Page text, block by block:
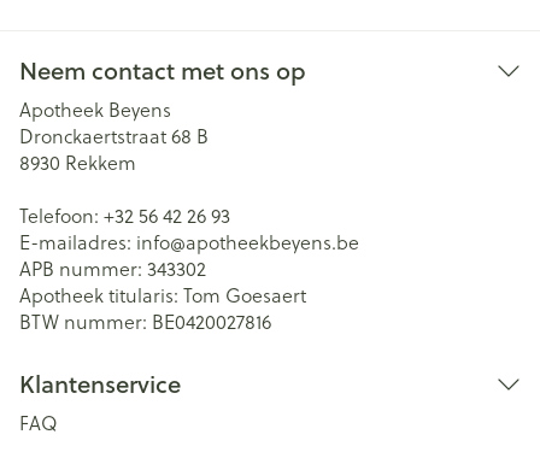
Neem contact met ons op
Apotheek Beyens
Dronckaertstraat 68 B
8930 Rekkem
Telefoon: +32 56 42 26 93
E-mailadres: info@apotheekbeyens.be
APB nummer: 343302
Apotheek titularis: Tom Goesaert
BTW nummer: BE0420027816
Klantenservice
FAQ